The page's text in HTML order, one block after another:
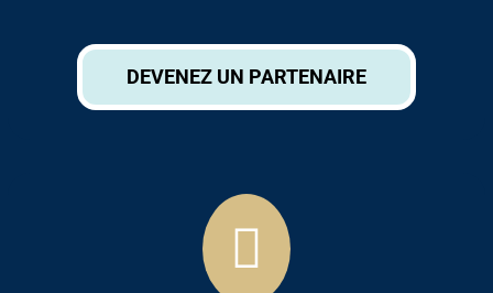
DEVENEZ UN PARTENAIRE
